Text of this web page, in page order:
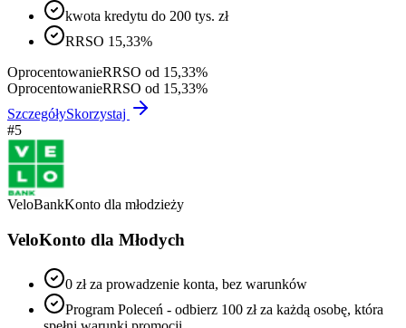
kwota kredytu do 200 tys. zł
RRSO 15,33%
OprocentowanieRRSO od 15,33%
OprocentowanieRRSO od 15,33%
SzczegółySkorzystaj
#5
VeloBankKonto dla młodzieży
VeloKonto dla Młodych
0 zł za prowadzenie konta, bez warunków
Program Poleceń - odbierz 100 zł za każdą osobę, która